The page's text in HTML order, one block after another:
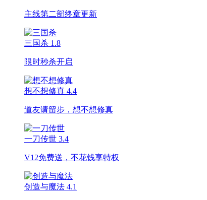
主线第二部终章更新
三国杀 1.8
限时秒杀开启
想不想修真 4.4
道友请留步，想不想修真
一刀传世 3.4
V12免费送，不花钱享特权
创造与魔法 4.1